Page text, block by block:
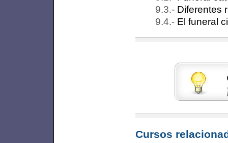
Diferentes
El funeral
Cursos